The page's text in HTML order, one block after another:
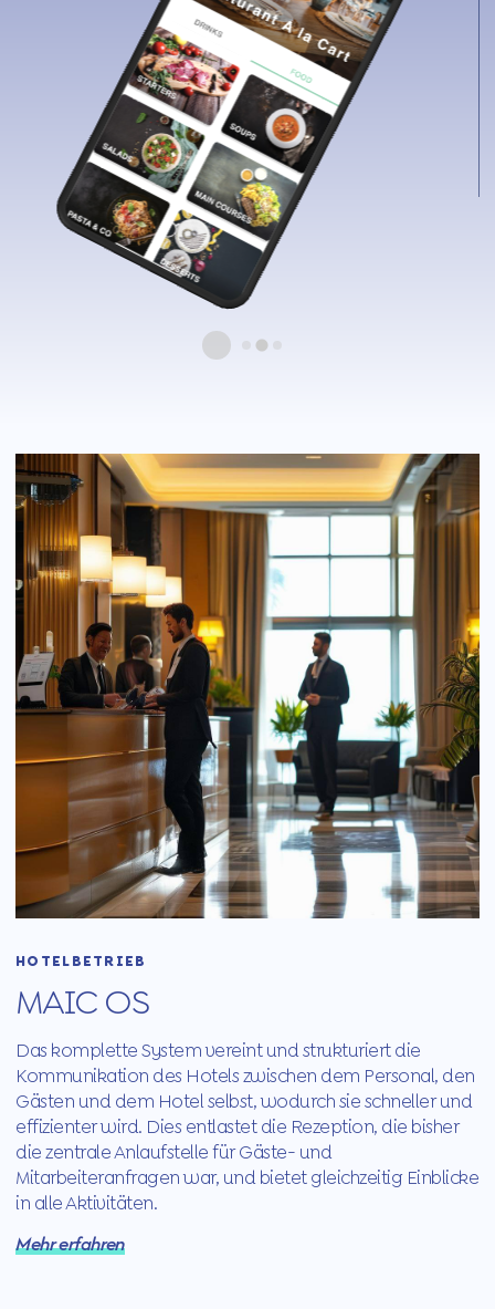
HOTELBETRIEB
MAIC OS
Das komplette System vereint und strukturiert die
Kommunikation des Hotels zwischen dem Personal, den
Gästen und dem Hotel selbst, wodurch sie schneller und
effizienter wird. Dies entlastet die Rezeption, die bisher
die zentrale Anlaufstelle für Gäste- und
Mitarbeiteranfragen war, und bietet gleichzeitig Einblicke
in alle Aktivitäten.
Mehr erfahren